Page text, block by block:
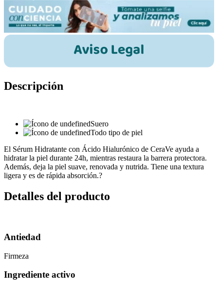
Descripción
Suero
Todo tipo de piel
El Sérum Hidratante con Ácido Hialurónico de CeraVe ayuda a
hidratar la piel durante 24h, mientras restaura la barrera protectora.
Además, deja la piel suave, renovada y nutrida. Tiene una textura
ligera y es de rápida absorción.?
Detalles del producto
Antiedad
Firmeza
Ingrediente activo